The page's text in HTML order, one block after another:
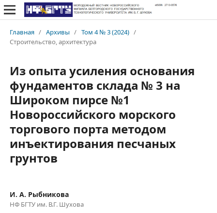
Главная / Архивы / Том 4 № 3 (2024) /
Строительство, архитектура
Из опыта усиления основания
фундаментов склада № 3 на
Широком пирсе №1
Новороссийского морского
торгового порта методом
инъектирования песчаных
грунтов
И. А. Рыбникова
НФ БГТУ им. В.Г. Шухова